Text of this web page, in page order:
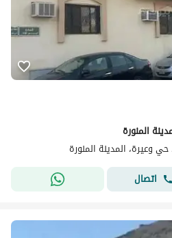
المنورة
وعيرة، المدينة المنورة
اتصال